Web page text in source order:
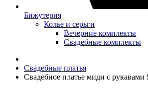
Бижутерия
Колье и серьги
Вечерние комплекты
Свадебные комплекты
Свадебные платья
Свадебное платье миди с рукавами